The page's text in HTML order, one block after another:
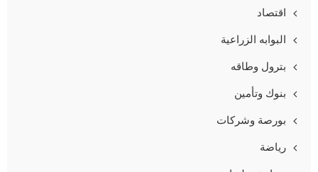
اقتصاد
البوابه الزراعية
بترول وطاقه
بنوك وتأمين
بورصة وشركات
رياضة